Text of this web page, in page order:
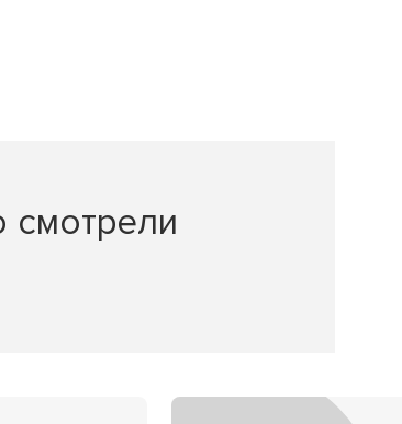
смотрели